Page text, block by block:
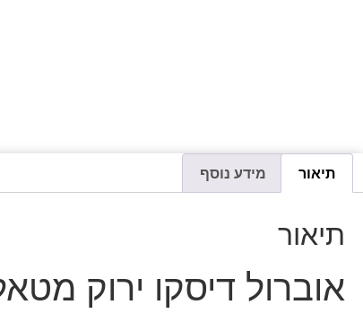
תיאור מידע נוסף
תיאור
אוברול דיסקו ירוק